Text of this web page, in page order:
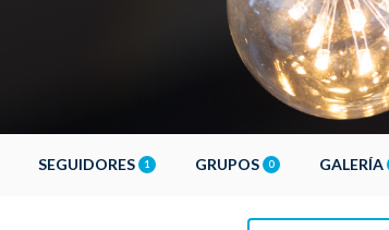
SEGUIDORES 1 GRUPOS 0 GALERÍA